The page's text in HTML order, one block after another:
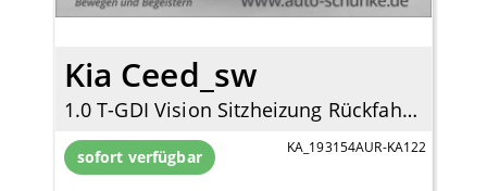
Kia Ceed_sw
1.0 T-GDI Vision Sitzheizung Rückfahrkamera Navi Apple CarPlay Android Auto DAB
sofort verfügbar KA_193154AUR-KA122